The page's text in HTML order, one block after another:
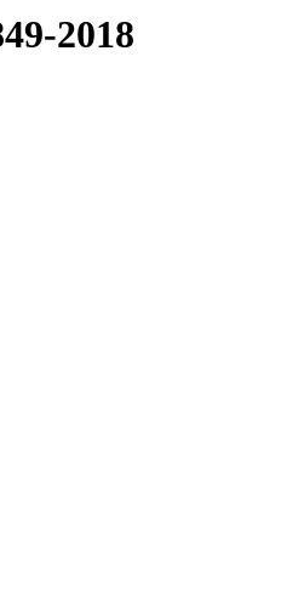
2018